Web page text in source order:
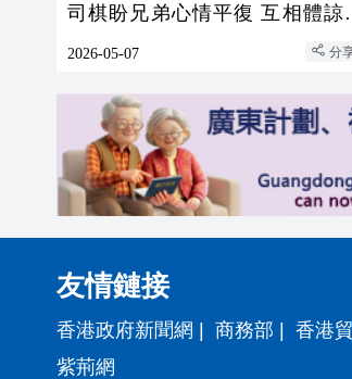
司棋盼兄弟心情平復 互相體諒
2026-05-07 分
友情鏈接
香港政府新聞網 商務部 香港
紫荊網